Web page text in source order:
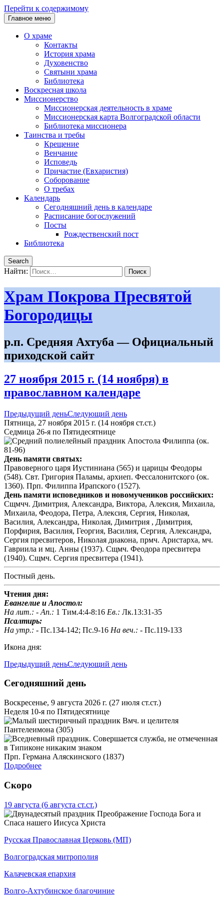
Перейти к содержимому
Главное меню
О храме
Контакты
История храма
Духовенство
Святыни храма
Библиотека
Воскресная школа
Миссионерство
Миссионерская деятельность в храме
Миссионерская карта Волгоградской области
Библиотека миссионера
Таинства и требы
Крещение
Венчание
Исповедь
Причастие (Евхаристия)
Соборование
О требах
Календарь
Сегодняшний день в календаре
Расписание богослужений
Посты
Рождественский пост
Библиотека
Search
Найти:
Храм Покрова Пресвятой
Богородицы
р.п. Средняя Ахтуба — Официальный
приходской сайт
27 ноября 2015 г. (14 ноября) в
православном календаре
Предыдущий деньСледующий день
Пятница, 27 ноября 2015 г. (14 ноября ст.ст.)
Седмица 26-я по Пятидесятнице
Апостола Филиппа (ок.
81-96)
День памяти святых:
Правоверного царя Иустиниана (565) и царицы Феодоры
(548). Свт. Григория Паламы, архиеп. Фессалонитского (ок.
1360). Прп. Филиппа Ирапского (1527).
День памяти исповедников и новомучеников российских:
Сщмчч. Димитрия, Александра, Виктора, Алексия, Михаила,
Михаила, Феодора, Петра, Алексия, Сергия, Николая,
Василия, Александра, Николая, Димитрия , Димитрия,
Порфирия, Василия, Георгия, Василия, Сергия, Александра,
Сергия пресвитеров, Николая диакона, прмч. Аристарха, мч.
Гавриила и мц. Анны (1937). Сщмч. Феодора пресвитера
(1940). Сщмч. Сергия пресвитера (1941).
Постный день.
Чтения дня:
Евангелие и Апостол:
На лит.: - Ап.: 1 Тим.4:4-8:16 Ев.: Лк.13:31-35
Псалтирь:
На утр.: - Пс.134-142; Пс.9-16 На веч.: - Пс.119-133
Икона дня:
Предыдущий деньСледующий день
Сегодняшний день
Воскресенье, 9 августа 2026 г. (27 июля ст.ст.)
Неделя 10-я по Пятидесятнице
Вмч. и целителя
Пантелеимона (305)
Прп. Германа Аляскинского (1837)
Подробнее
Скоро
19 августа (6 августа ст.ст.)
Преображение Господа Бога и
Спаса нашего Иисуса Христа
Русская Православная Церковь (МП)
Волгоградская митрополия
Калачевская епархия
Волго-Ахтубинское благочиние